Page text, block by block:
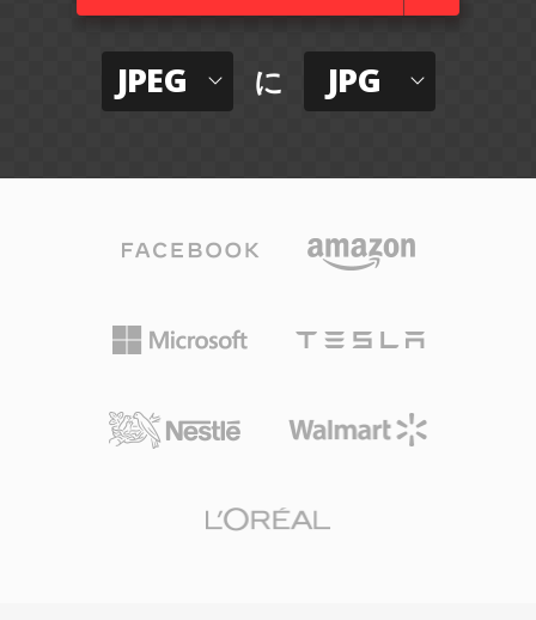
JPEG に JPG